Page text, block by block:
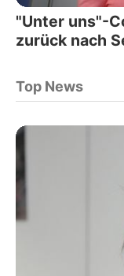
"Unter uns"-
zurück nach
Top News